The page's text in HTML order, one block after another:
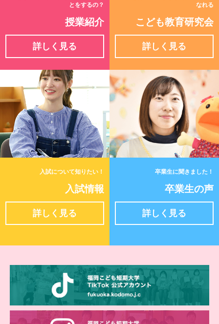
とをするの？
授業紹介
詳しく見る
なれる
こども教育研究会
詳しく見る
入試について知りたい！
入試情報
詳しく見る
卒業生に聞きました！
卒業生の声
詳しく見る